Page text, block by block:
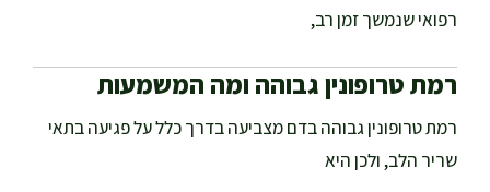
רפואי שנמשך זמן רב,
רמת טרופונין גבוהה ומה המשמעות
רמת טרופונין גבוהה בדם מצביעה בדרך כלל על פגיעה בתאי
שריר הלב, ולכן היא